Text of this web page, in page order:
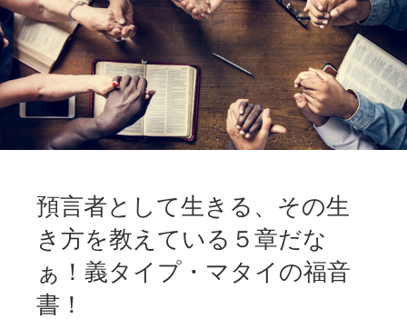
預言者として生きる、その生
き方を教えている５章だな
ぁ！義タイプ・マタイの福音
書！